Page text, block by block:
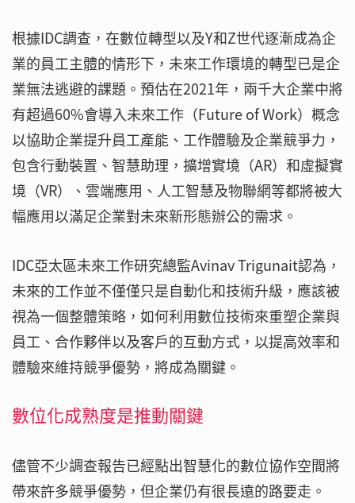
根據IDC調查，在數位轉型以及Y和Z世代逐漸成為企
業的員工主體的情形下，未來工作環境的轉型已是企
業無法逃避的課題。預估在2021年，兩千大企業中將
有超過60%會導入未來工作（Future of Work）概念
以協助企業提升員工產能、工作體驗及企業競爭力，
包含行動裝置、智慧助理，擴增實境（AR）和虛擬實
境（VR）、雲端應用、人工智慧及物聯網等都將被大
幅應用以滿足企業對未來新形態辦公的需求。
IDC亞太區未來工作研究總監Avinav Trigunait認為，
未來的工作並不僅僅只是自動化和技術升級，應該被
視為一個整體策略，如何利用數位技術來重塑企業與
員工、合作夥伴以及客戶的互動方式，以提高效率和
體驗來維持競爭優勢，將成為關鍵。
數位化成熟度是推動關鍵
儘管不少調查報告已經點出智慧化的數位協作空間將
帶來許多競爭優勢，但企業仍有很長遠的路要走。